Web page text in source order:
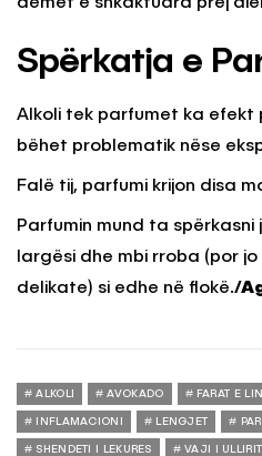
Spërkatja e
Alkoli tek parfumet ka efekt
bëhet problematik nëse
Falë tij, parfumi krijon disa
Parfumin mund ta spërkasni
largësi dhe mbi rroba (por
delikate) si edhe në flokë./
ALKOLI AVOKADO FARAT E
INFLAMACIONI LENGJET
SHENDETI I LEKURES VAJI I ULLIRIT